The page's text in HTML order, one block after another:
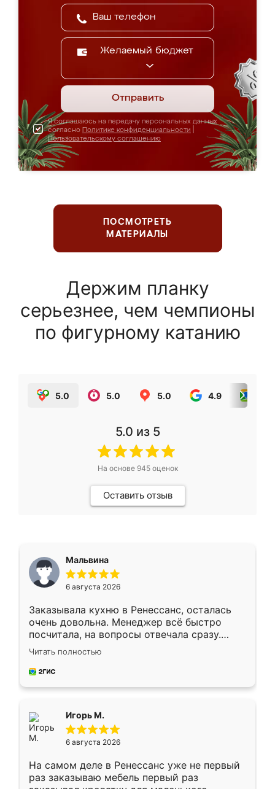
Желаемый бюджет
Отправить
Я соглашаюсь на передачу персональных данных
согласно Политике конфиденциальности
Пользовательскому соглашению
ПОСМОТРЕТЬ
МАТЕРИАЛЫ
Держим планку
серьезнее, чем чемпионы
по фигурному катанию
5.0 5.0 5.0 4.9
5.0 из 5
На основе 945оценок
Оставить отзыв
Мальвина
6 августа 2026
Заказывала кухню в Ренессанс, осталась
очень довольна. Менеджер всё быстро
посчитала, на вопросы отвечала сразу.
Замерщик приехал в субботу, подошёл к
делу со всей ответственностью. Собрали
за день, ребята работали аккуратно, даже
Читать полностью
Игорь М.
6 августа 2026
На самом деле в Ренессанс уже не первый
раз заказываю мебель первый раз